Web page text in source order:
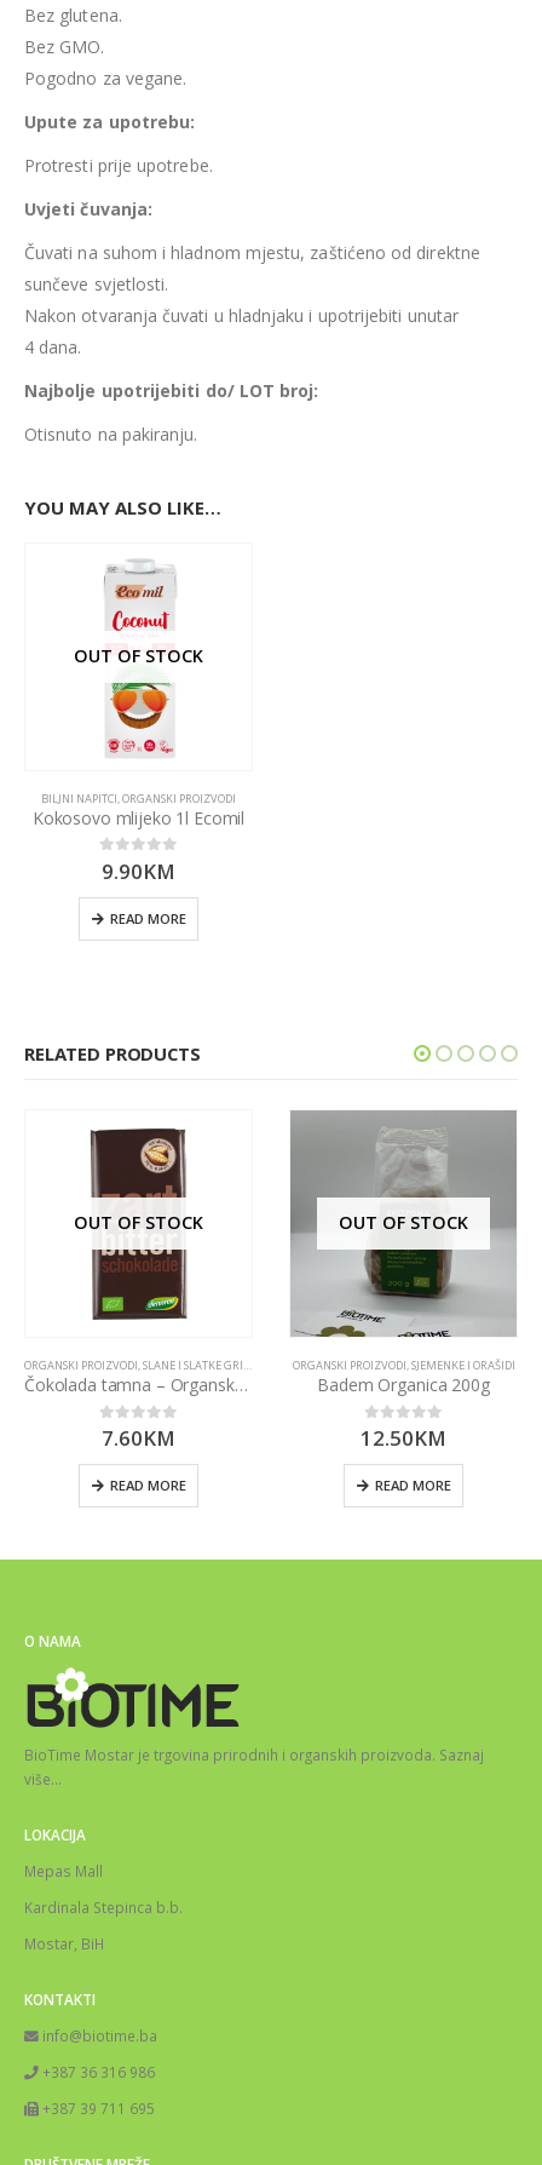
Bez glutena.
Bez GMO.
Pogodno za vegane.
Upute za upotrebu:
Protresti prije upotrebe.
Uvjeti čuvanja:
Čuvati na suhom i hladnom mjestu, zaštićeno od direktne
sunčeve svjetlosti.
Nakon otvaranja čuvati u hladnjaku i upotrijebiti unutar
4 dana.
Najbolje upotrijebiti do/ LOT broj:
Otisnuto na pakiranju.
YOU MAY ALSO LIKE…
OUT OF STOCK
BILJNI NAPITCI,ORGANSKI PROIZVODI
Kokosovo mlijeko 1l Ecomil
0out of 5
9.90KM
READ MORE
RELATED PRODUCTS
OUT OF STOCK
ORGANSKI PROIZVODI,SLANE I SLATKE GRICKALICE
Čokolada tamna – Organska 100g Dennree
0out of 5
7.60KM
READ MORE
OUT OF STOCK
ORGANSKI PROIZVODI,SJEMENKE I ORAŠIDI
Badem Organica 200g
0 out of 5
12.50KM
READ MORE
O NAMA
BioTime Mostar je trgovina prirodnih i organskih proizvoda. Saznaj
više…
LOKACIJA
Mepas Mall
Kardinala Stepinca b.b.
Mostar, BiH
KONTAKTI
info@biotime.ba
+387 36 316 986
+387 39 711 695